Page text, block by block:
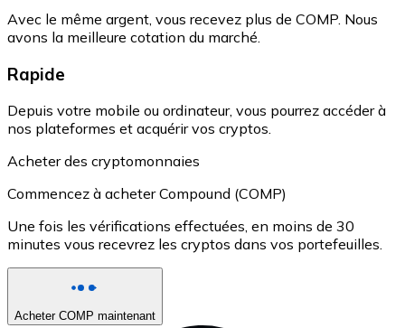
Avec le même argent, vous recevez plus de COMP. Nous
avons la meilleure cotation du marché.
Rapide
Depuis votre mobile ou ordinateur, vous pourrez accéder à
nos plateformes et acquérir vos cryptos.
Acheter des cryptomonnaies
Commencez à acheter Compound (COMP)
Une fois les vérifications effectuées, en moins de 30
minutes vous recevrez les cryptos dans vos portefeuilles.
Acheter COMP maintenant